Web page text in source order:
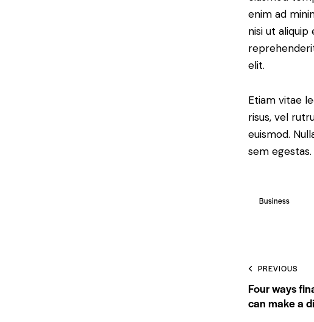
enim ad
nisi ut
elit.
Etiam vitae
risus, vel
euismod.
sem
Business
Post
PREVIOUS
Four ways
can make a